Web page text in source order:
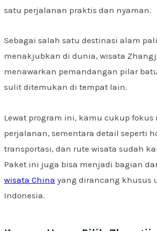
satu perjalanan praktis dan nyaman.
Sebagai salah satu destinasi alam
menakjubkan di dunia, wisata
menawarkan pemandangan pilar
sulit ditemukan di tempat lain.
Lewat program ini, kamu cukup
perjalanan, sementara detail seperti
transportasi, dan rute wisata sudah
Paket ini juga bisa menjadi bagian
wisata China yang dirancang khusus
Indonesia.